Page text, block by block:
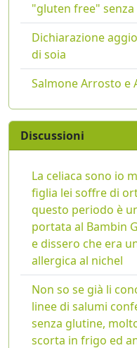
"gluten free"
Dichiarazione
di soia
Salmone Arrosto e
Discussioni
La celiaca sono io
figlia lei soffre di
questo periodo è
portata al Bambin
e dissero che era
allergica al nichel
Non so se già li
linee di salumi
senza glutine,
scorta in frigo ed